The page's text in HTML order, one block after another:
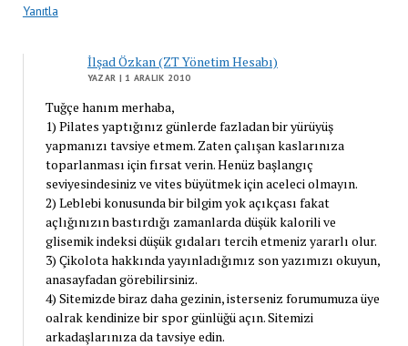
Yanıtla
İlşad Özkan (ZT Yönetim Hesabı)
YAZAR | 1 ARALIK 2010
Tuğçe hanım merhaba,
1) Pilates yaptığınız günlerde fazladan bir yürüyüş
yapmanızı tavsiye etmem. Zaten çalışan kaslarınıza
toparlanması için fırsat verin. Henüz başlangıç
seviyesindesiniz ve vites büyütmek için aceleci olmayın.
2) Leblebi konusunda bir bilgim yok açıkçası fakat
açlığınızın bastırdığı zamanlarda düşük kalorili ve
glisemik indeksi düşük gıdaları tercih etmeniz yararlı olur.
3) Çikolota hakkında yayınladığımız son yazımızı okuyun,
anasayfadan görebilirsiniz.
4) Sitemizde biraz daha gezinin, isterseniz forumumuza üye
oalrak kendinize bir spor günlüğü açın. Sitemizi
arkadaşlarınıza da tavsiye edin.